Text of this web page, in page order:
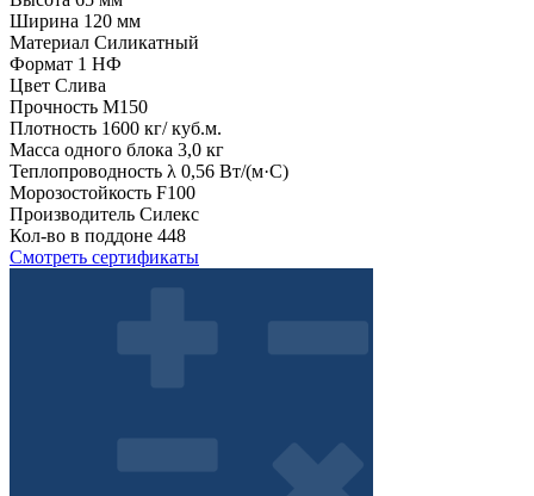
Ширина 120 мм
Материал Силикатный
Формат 1 НФ
Цвет Слива
Прочность М150
Плотность 1600 кг/ куб.м.
Масса одного блока 3,0 кг
Теплопроводность λ 0,56 Вт/(м·С)
Морозостойкость F100
Производитель Силекс
Кол-во в поддоне 448
Смотреть сертификаты